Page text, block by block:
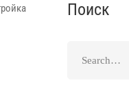
Поиск